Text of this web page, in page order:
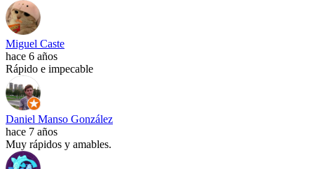
Miguel Caste
hace 6 años
Rápido e impecable
Daniel Manso González
hace 7 años
Muy rápidos y amables.